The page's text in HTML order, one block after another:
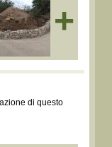
+
di questo